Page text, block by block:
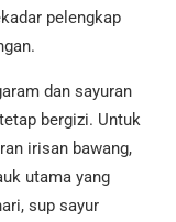
pelengkap
dan sayuran
bergizi. Untuk
irisan bawang,
utama yang
sup sayur